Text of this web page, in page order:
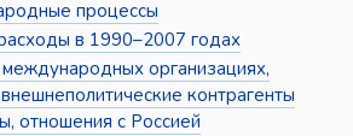
процессы
в 1990–2007 годах
организациях,
контрагенты
отношения с Россией